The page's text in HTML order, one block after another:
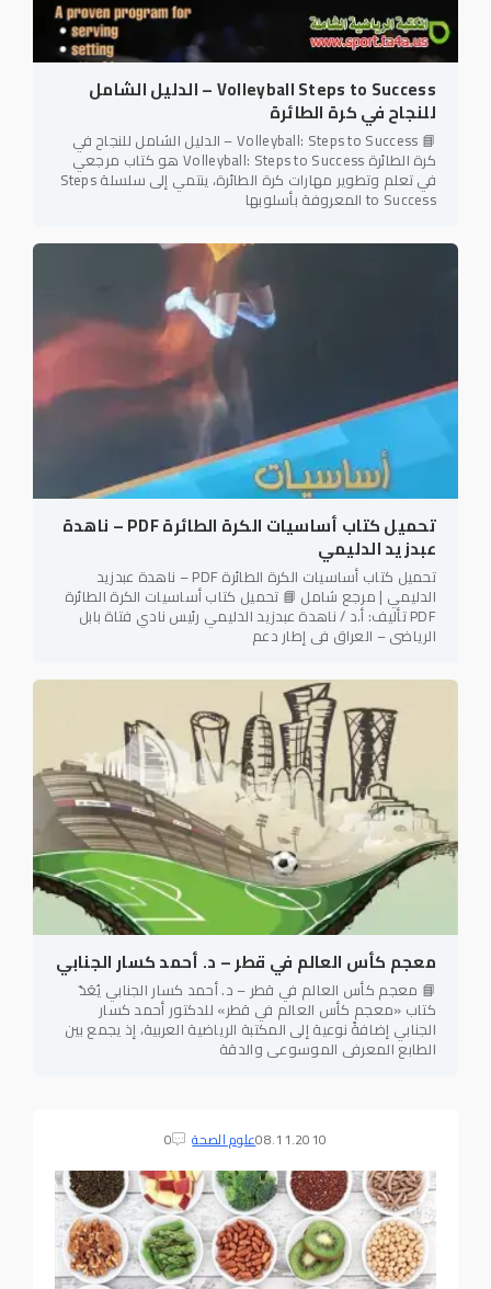
Volleyball Steps to Success – الدليل الشامل
للنجاح في كرة الطائرة
📘 Volleyball: Steps to Success – الدليل الشامل للنجاح في
كرة الطائرة Volleyball: Steps to Success هو كتاب مرجعي
في تعلم وتطوير مهارات كرة الطائرة، ينتمي إلى سلسلة Steps
to Success المعروفة بأسلوبها
تحميل كتاب أساسيات الكرة الطائرة PDF – ناهدة
عبدزيد الدليمي
تحميل كتاب أساسيات الكرة الطائرة PDF – ناهدة عبدزيد
الدليمي | مرجع شامل 📘 تحميل كتاب أساسيات الكرة الطائرة
PDF تأليف: أ.د / ناهدة عبدزيد الدليمي رئيس نادي فتاة بابل
الرياضي – العراق في إطار دعم
معجم كأس العالم في قطر – د. أحمد كسار الجنابي
📘 معجم كأس العالم في قطر – د. أحمد كسار الجنابي يُعَدّ
كتاب «معجم كأس العالم في قطر» للدكتور أحمد كسار
الجنابي إضافةً نوعية إلى المكتبة الرياضية العربية، إذ يجمع بين
الطابع المعرفي الموسوعي والدقة
08.11.2010علوم الصحة 0